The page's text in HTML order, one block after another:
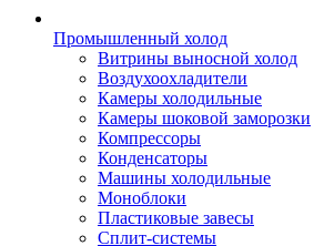
Промышленный холод
Витрины выносной холод
Воздухоохладители
Камеры холодильные
Камеры шоковой заморозки
Компрессоры
Конденсаторы
Машины холодильные
Моноблоки
Пластиковые завесы
Сплит-системы